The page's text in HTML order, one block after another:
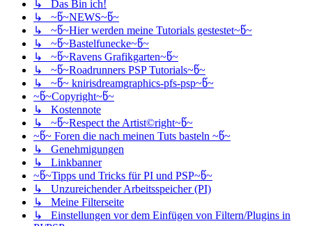
↳ Das Bin ich!
↳ ~წ~NEWS~წ~
↳ ~წ~Hier werden meine Tutorials gestestet~წ~
↳ ~წ~Bastelfunecke~წ~
↳ ~წ~Ravens Grafikgarten~წ~
↳ ~წ~Roadrunners PSP Tutorials~წ~
↳ ~წ~ knirisdreamgraphics-pfs-psp~წ~
~წ~Copyright~წ~
↳ Kostennote
↳ ~წ~Respect the Artist©right~წ~
~წ~ Foren die nach meinen Tuts basteln ~წ~
↳ Genehmigungen
↳ Linkbanner
~წ~Tipps und Tricks für PI und PSP~წ~
↳ Unzureichender Arbeitsspeicher (PI)
↳ Meine Filterseite
↳ Einstellungen vor dem Einfügen von Filtern/Plugins in